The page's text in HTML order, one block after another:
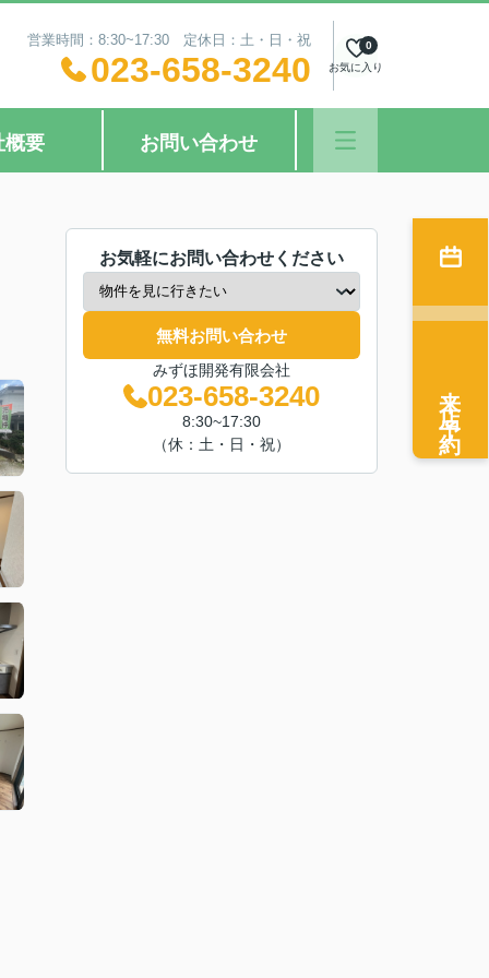
営業時間：8:30~17:30 定休日：土・日・祝
023-658-3240 お気に入り
0
概要 お問い合わせ
お気軽にお問い合わせください
無料お問い合わせ
みずほ開発有限会社
023-658-3240
8:30~17:30
（休：土・日・祝）
来店予約